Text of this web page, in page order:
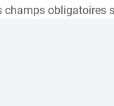
champs obligatoires